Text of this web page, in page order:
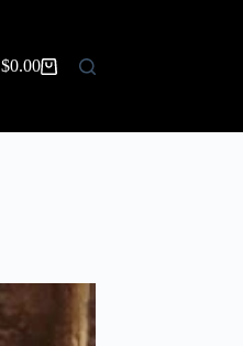
Carro
$0.00